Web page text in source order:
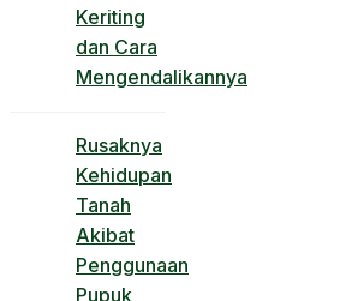
Keriting
dan Cara
Mengendalikannya
Rusaknya
Kehidupan
Tanah
Akibat
Penggunaan
Pupuk